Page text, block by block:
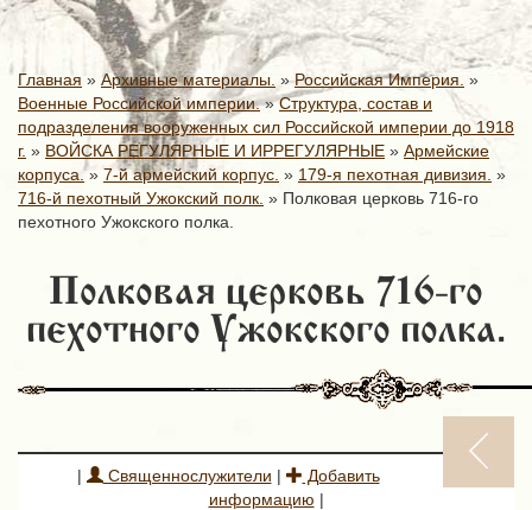
Главная » Архивные материалы. »Российская Империя. »
Военные Российской империи.»Структура, состав и
подразделения вооруженных сил Российской империи до 1918
г. » ВОЙСКА РЕГУЛЯРНЫЕ И ИРРЕГУЛЯРНЫЕ » Армейские
корпуса.» 7-й армейский корпус. » 179-я пехотная дивизия. »
716-й пехотный Ужокский полк. » Полковая церковь 716-го
пехотного Ужокского полка.
Полковая церковь 716-го
пехотного Ужокского полка.
| Священнослужители |
Добавить
информацию |